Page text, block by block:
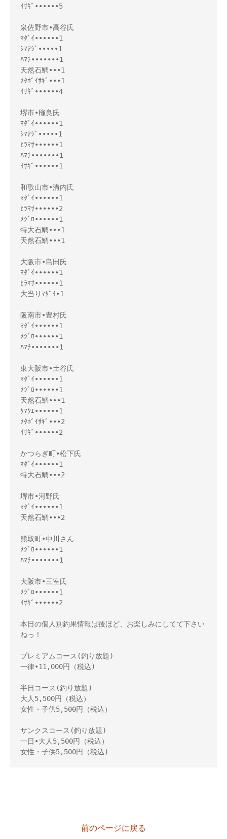
ｲｻｷﾞ••••••5
泉佐野市•高谷氏
ﾏﾀﾞｲ••••••1
ｼﾏｱｼﾞ•••••1
ﾊﾏﾁ•••••••1
天然石鯛•••1
ﾒﾀﾎﾞｲｻｷﾞ•••1
ｲｻｷﾞ••••••4
堺市•龝良氏
ﾏﾀﾞｲ••••••1
ｼﾏｱｼﾞ•••••1
ﾋﾗﾏｻ••••••1
ﾊﾏﾁ•••••••1
ｲｻｷﾞ••••••1
和歌山市•溝内氏
ﾏﾀﾞｲ••••••1
ﾋﾗﾏｻ••••••2
ﾒｼﾞﾛ••••••1
特大石鯛•••1
天然石鯛•••1
大阪市•島田氏
ﾏﾀﾞｲ••••••1
ﾋﾗﾏｻ••••••1
大当りﾏﾀﾞｲ•1
阪南市•豊村氏
ﾏﾀﾞｲ••••••1
ﾒｼﾞﾛ••••••1
ﾊﾏﾁ•••••••1
東大阪市•土谷氏
ﾏﾀﾞｲ••••••1
ﾒｼﾞﾛ••••••1
天然石鯛•••1
ﾀﾏｸｴ••••••1
ﾒﾀﾎﾞｲｻｷﾞ•••2
ｲｻｷﾞ••••••2
かつらぎ町•松下氏
ﾏﾀﾞｲ••••••1
特大石鯛•••2
堺市•河野氏
ﾏﾀﾞｲ••••••1
天然石鯛•••2
熊取町•中川さん
ﾒｼﾞﾛ••••••1
ﾊﾏﾁ•••••••1
大阪市•三室氏
ﾒｼﾞﾛ••••••1
ｲｻｷﾞ••••••2
本日の個人別釣果情報は後ほど、お楽しみにしてて下さい
ねっ！
プレミアムコース(釣り放題)
一律•11,000円（税込)
半日コース(釣り放題)
大人5,500円（税込）
女性・子供5,500円（税込）
サンクスコース(釣り放題)
一日•大人5,500円（税込）
女性・子供5,500円（税込)
前のページに戻る